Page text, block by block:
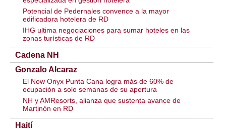
Potencial de Pedernales convence a la mayor
edificadora hotelera de RD
IHG ultima negociaciones para sumar hoteles en las
zonas turísticas de RD
Cadena NH
Gonzalo Alcaraz
El Now Onyx Punta Cana logra más de 60% de
ocupación a solo semanas de su apertura
NH y AMResorts, alianza que sustenta avance de
Martinón en RD
Haití